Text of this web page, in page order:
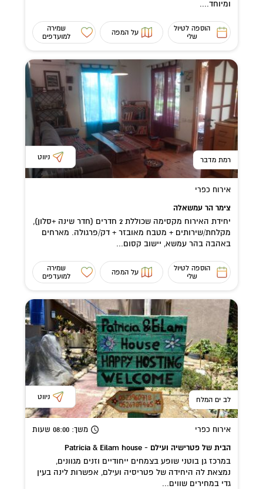
ומיוחד....
הוספה לטיול
שלי
על המפה
שמירה
למועדפים
רמת מדבר ניווט
אירוח כפרי
צימר הר עמשאלה
יחידת האירוח מקסימה שכוללת 2 חדרים (חדר שינה +סלון),
מקלחת/שירותים + מטבח מאובזר + דק/פרגולה. מארחים
באהבה בהר עמשא, יישוב קסום...
הוספה לטיול
שלי
על המפה
שמירה
למועדפים
לב ים המלח ניווט
אירוח כפרי משך: 08:00 שעות
הבית של פטרישיה ועילם - Patricia & Eilam house
במרכז גן בוטני שופע בצמחים ייחודיים וזנים מגוונים,
נמצאת לה היחידה של פטריסיה ועילם, אפשרות לינה בעין
גדי במחירים שווים...